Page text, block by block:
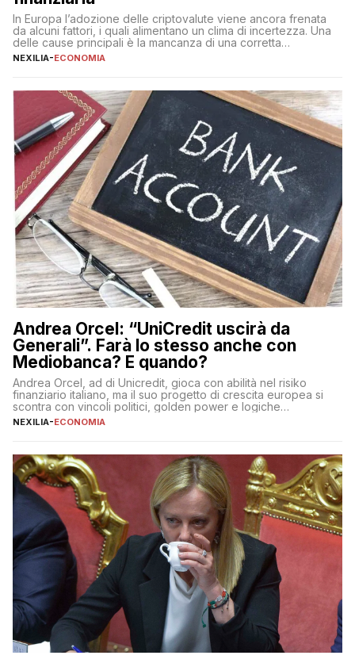
In Europa l’adozione delle criptovalute viene ancora frenata
da alcuni fattori, i quali alimentano un clima di incertezza. Una
delle cause principali è la mancanza di una corretta
educazione finanziaria, che impedisce ad una larga parte della
sulle criptovalute: […]
NEXILIA-ECONOMIA
Andrea Orcel: “UniCredit uscirà da
Generali”. Farà lo stesso anche con
Mediobanca? E quando?
Andrea Orcel, ad di Unicredit, gioca con abilità nel risiko
finanziario italiano, ma il suo progetto di crescita europea si
scontra con vincoli politici, golden power e logiche
protezionistiche. Orcel e la mossa su Generali Andrea Orcel,
NEXILIA-ECONOMIA